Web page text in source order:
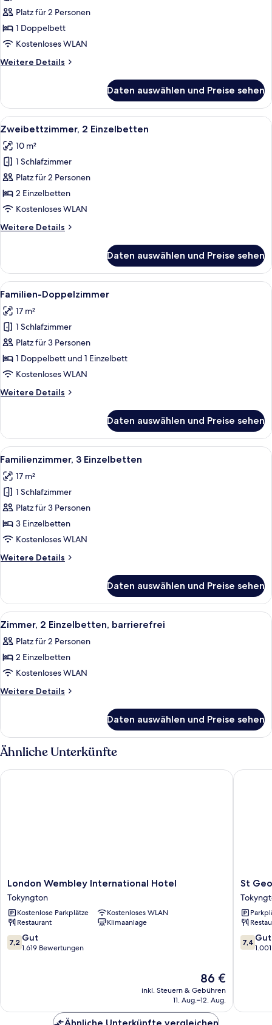
1
Doppelbett
anzeigen
Platz für 2 Personen
1 Doppelbett
Kostenloses WLAN
Weitere Details
Weitere
1
Doppelbett
Daten auswählen und Preise sehen
Alle
Fotos
für
Zweibettzimmer,
2 Einzelbetten
anzeigen
Allergikerbettwaren, Schreibtisch,
7
Zweibettzimmer, 2 Einzelbetten
10 m²
1 Schlafzimmer
Platz für 2 Personen
2 Einzelbetten
Kostenloses WLAN
Weitere Details
Weitere
2 Einzelbetten
Daten auswählen und Preise sehen
Alle
Fotos
für
Familien-
Doppelzimmer
anzeigen
Allergikerbettwaren, Schreibtisch,
6
Familien-Doppelzimmer
17 m²
1 Schlafzimmer
Platz für 3 Personen
1 Doppelbett und 1 Einzelbett
Kostenloses WLAN
Weitere Details
Weitere
Doppelzimmer
Daten auswählen und Preise sehen
Alle
Fotos
für
Familienzimmer,
3 Einzelbetten
anzeigen
Allergikerbettwaren, Schreibtisch,
4
Familienzimmer, 3 Einzelbetten
17 m²
1 Schlafzimmer
Platz für 3 Personen
3 Einzelbetten
Kostenloses WLAN
Weitere Details
Weitere
3 Einzelbetten
Daten auswählen und Preise sehen
Alle
Fotos
für
Zimmer,
2 Einzelbetten,
barrierefrei
Ein Hotelzimmer mit zwei Betten,
6
Zimmer, 2 Einzelbetten, barrierefrei
Platz für 2 Personen
2 Einzelbetten
Kostenloses WLAN
Weitere Details
Weitere
2 Einzelbetten,
barrierefrei
Daten auswählen und Preise sehen
Ähnliche Unterkünfte
London
Wembley
International
Hotel
Tokyngton
London Wembley International Hotel
Tokyngton
Kostenlose Parkplätze
Kostenloses WLAN
Restaurant
Klimaanlage
7.2
von
7,2 Gut
1.619 Bewertungen
Der
Preis
beträgt
86 €
inkl. Steuern & Gebühren
11. Aug.–12. Aug.
London Wembley International Hotel
St
George
Hotel
St
7.4
von
7,4 Gut
St
Ähnliche Unterkünfte vergleichen